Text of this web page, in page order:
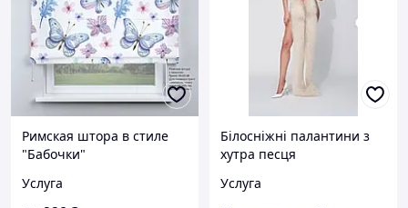
Римская штора в стиле
"Бабочки"
Услуга
Білосніжні палантини з
хутра песця
Услуга